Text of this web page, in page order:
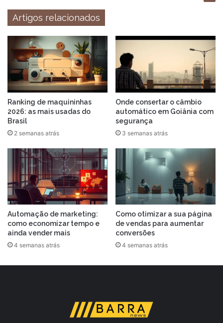
Artigos relacionados
Ranking de maquininhas
2026: as mais usadas do
Brasil
2 semanas atrás
Onde consertar o câmbio
automático em Goiânia com
segurança
3 semanas atrás
Automação de marketing:
como economizar tempo e
ainda vender mais
4 semanas atrás
Como otimizar a sua página
de vendas para aumentar
conversões
4 semanas atrás